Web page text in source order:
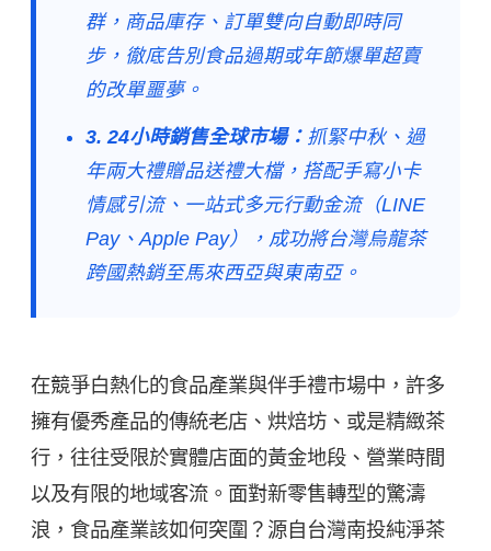
群，商品庫存、訂單雙向自動即時同
步，徹底告別食品過期或年節爆單超賣
的改單噩夢。
3. 24小時銷售全球市場： 抓緊中秋、過
年兩大禮贈品送禮大檔，搭配手寫小卡
情感引流、一站式多元行動金流（LINE
Pay、Apple Pay），成功將台灣烏龍茶
跨國熱銷至馬來西亞與東南亞。
在競爭白熱化的食品產業與伴手禮市場中，許多
擁有優秀產品的傳統老店、烘焙坊、或是精緻茶
行，往往受限於實體店面的黃金地段、營業時間
以及有限的地域客流。面對新零售轉型的驚濤
浪，食品產業該如何突圍？源自台灣南投純淨茶